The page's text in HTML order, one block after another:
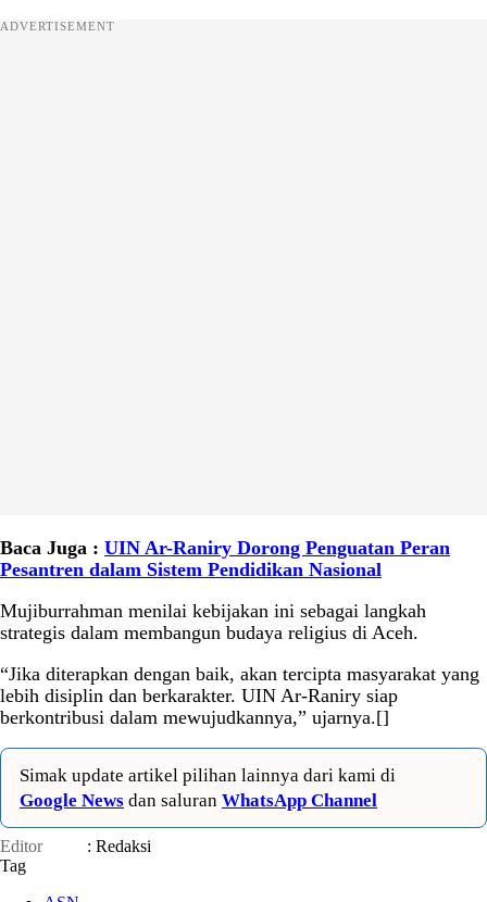
ADVERTISEMENT
Baca Juga : UIN Ar-Raniry Dorong Penguatan Peran
Pesantren dalam Sistem Pendidikan Nasional
Mujiburrahman menilai kebijakan ini sebagai langkah
strategis dalam membangun budaya religius di Aceh.
“Jika diterapkan dengan baik, akan tercipta masyarakat yang
lebih disiplin dan berkarakter. UIN Ar-Raniry siap
berkontribusi dalam mewujudkannya,” ujarnya.[]
Simak update artikel pilihan lainnya dari kami di
Google News dan saluran WhatsApp Channel
Editor
: Redaksi
Tag